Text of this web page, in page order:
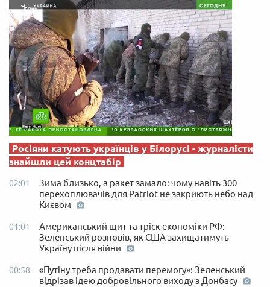
Росіяни катують українців у Білорусі - журналісти
знайшли цей концтабір
02:01
Зима близько, а ракет замало: чому навіть 300
перехоплювачів для Patriot не закриють небо над
Києвом
01:01
Американський щит та тріск економіки РФ:
Зеленський розповів, як США захищатимуть
Україну після війни
00:58
«Путіну треба продавати перемогу»: Зеленський
відрізав ідею добровільного виходу з Донбасу